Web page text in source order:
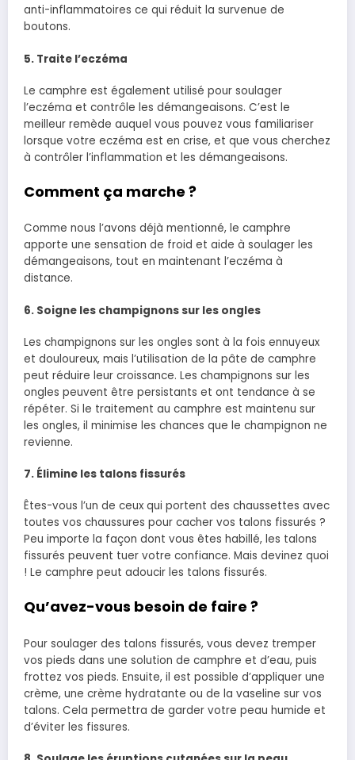
anti-inflammatoires ce qui réduit la survenue de
boutons.
5. Traite l’eczéma
Le camphre est également utilisé pour soulager
l’eczéma et contrôle les démangeaisons. C’est le
meilleur remède auquel vous pouvez vous familiariser
lorsque votre eczéma est en crise, et que vous cherchez
à contrôler l’inflammation et les démangeaisons.
Comment ça marche ?
Comme nous l’avons déjà mentionné, le camphre
apporte une sensation de froid et aide à soulager les
démangeaisons, tout en maintenant l’eczéma à
distance.
6. Soigne les champignons sur les ongles
Les champignons sur les ongles sont à la fois ennuyeux
et douloureux, mais l’utilisation de la pâte de camphre
peut réduire leur croissance. Les champignons sur les
ongles peuvent être persistants et ont tendance à se
répéter. Si le traitement au camphre est maintenu sur
les ongles, il minimise les chances que le champignon ne
revienne.
7. Élimine les talons fissurés
Êtes-vous l’un de ceux qui portent des chaussettes avec
toutes vos chaussures pour cacher vos talons fissurés ?
Peu importe la façon dont vous êtes habillé, les talons
fissurés peuvent tuer votre confiance. Mais devinez quoi
! Le camphre peut adoucir les talons fissurés.
Qu’avez-vous besoin de faire ?
Pour soulager des talons fissurés, vous devez tremper
vos pieds dans une solution de camphre et d’eau, puis
frottez vos pieds. Ensuite, il est possible d’appliquer une
crème, une crème hydratante ou de la vaseline sur vos
talons. Cela permettra de garder votre peau humide et
d’éviter les fissures.